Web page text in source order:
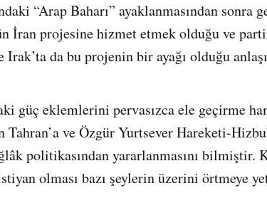
“Arap Baharı” ayaklanmasından sonra
İran projesine hizmet etmek olduğu ve
Irak’ta da bu projenin bir ayağı olduğu
güç eklemlerini pervasızca ele geçirme
Tahran’a ve Özgür Yurtsever Hareketi-
politikasından yararlanmasını bilmiştir.
olması bazı şeylerin üzerini örtmeye